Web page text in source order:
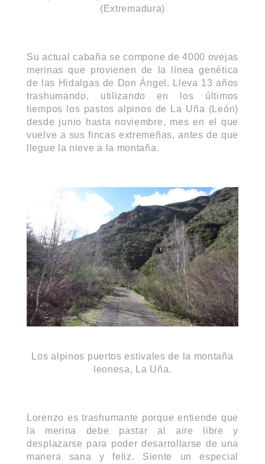
(Extremadura)
Su actual cabaña se compone de 4000 ovejas
merinas que provienen de la línea genética
de las Hidalgas de Don Ángel. Lleva 13 años
trashumando, utilizando en los últimos
tiempos los pastos alpinos de La Uña (León)
desde junio hasta noviembre, mes en el que
vuelve a sus fincas extremeñas, antes de que
llegue la nieve a la montaña.
Los alpinos puertos estivales de la montaña
leonesa, La Uña.
Lorenzo es trashumante porque entiende que
la merina debe pastar al aire libre y
desplazarse para poder desarrollarse de una
manera sana y feliz. Siente un especial